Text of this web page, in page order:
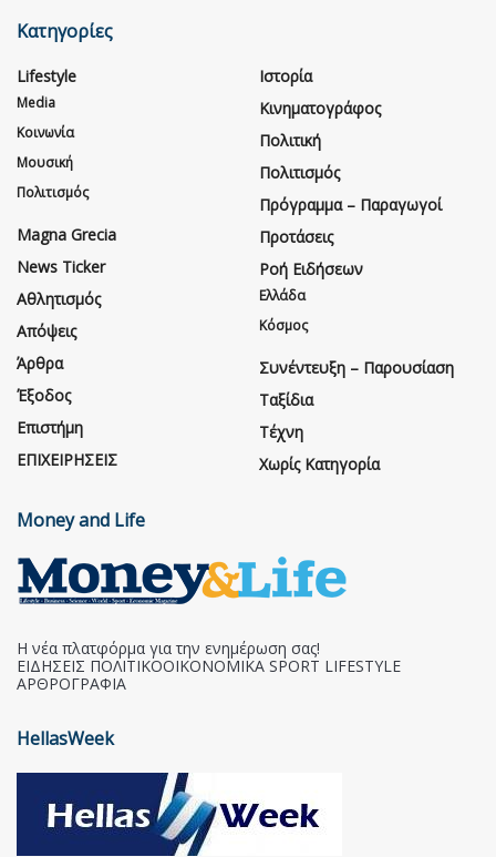
Κατηγορίες
Lifestyle
Media
Κοινωνία
Μουσική
Πολιτισμός
Magna Grecia
News Ticker
Αθλητισμός
Απόψεις
Άρθρα
Έξοδος
Επιστήμη
ΕΠΙΧΕΙΡΗΣΕΙΣ
Ιστορία
Κινηματογράφος
Πολιτική
Πολιτισμός
Πρόγραμμα – Παραγωγοί
Προτάσεις
Ροή Ειδήσεων
Ελλάδα
Κόσμος
Συνέντευξη – Παρουσίαση
Ταξίδια
Τέχνη
Χωρίς Κατηγορία
Money and Life
Η νέα πλατφόρμα για την ενημέρωση σας!
ΕΙΔΗΣΕΙΣ ΠΟΛΙΤΙΚΟΟΙΚΟΝΟΜΙΚΑ SPORT LIFESTYLE
ΑΡΘΡΟΓΡΑΦΙΑ
HellasWeek